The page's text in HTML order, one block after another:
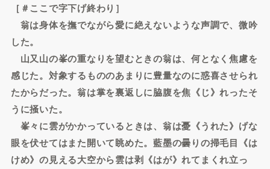
［＃ここで字下げ終わり］
翁は身体を撫でながら愛に絶えないような声調で、微吟
した。
山又山の峯の重なりを望むときの翁は、何となく焦慮を
感じた。対象するもののあまりに豊量なのに惑喜させられ
たからだった。翁は掌を裏返しに脇腹を焦《じ》れったそ
うに掻いた。
峯々に雲がかかっているときは、翁は憂《うれた》げな
眼を伏せてはまた開いて眺めた。藍墨の曇りの掃毛目《は
けめ》の見える大空から雲は剥《はが》れてまくれ立っ